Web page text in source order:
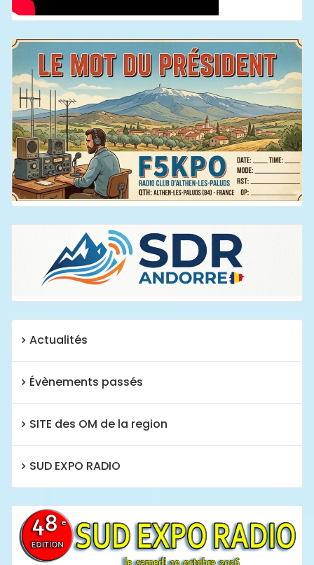
Actualités
Évènements passés
SITE des OM de la region
SUD EXPO RADIO